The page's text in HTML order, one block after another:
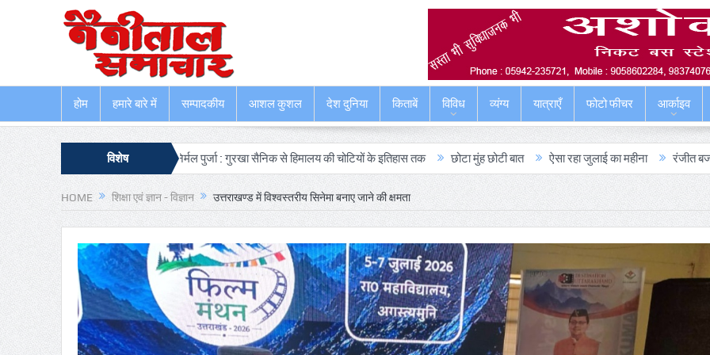
होम हमारे बारे में सम्पादकीय आशल कुशल देश दुनिया किताबें विविध व्यंग्य यात्राएँ फोटो फीचर आर्काइव
विशेष
उम्मीद जगाती है निर्मल पुर्जा : गुरखा सैनिक से हिमालय की चोटियों के इतिहास तक छोटा मुंह छोटी बात ऐसा रहा जुलाई का महीना रंजीत बजाज और
HOME शिक्षा एवं ज्ञान - विज्ञान उत्तराखण्ड में विश्वस्तरीय सिनेमा बनाए जाने की क्षमता